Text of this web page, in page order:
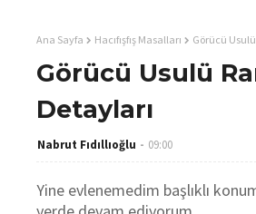
Ana Sayfa Hacıfışfış Masalları Görücü
Görücü Usulü
Detayları
Nabrut Fıdıllıoğlu 09:00
Yine evlenemedim başlıklı